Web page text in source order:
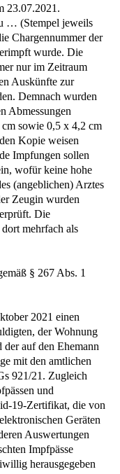
23.07.2021.
… (Stempel jeweils
Chargennummer der
wurde. Die
nur im Zeitraum
Auskünfte zur
Demnach wurden
Abmessungen
sowie 0,5 x 4,2 cm
Kopie weisen
Impfungen sollen
wofür keine hohe
(angeblichen) Arztes
Zeugin wurden
Die
mehrfach als
§ 267 Abs. 1
2021 einen
der Wohnung
auf den Ehemann
mit den amtlichen
921/21. Zugleich
und
19-Zertifikat, die von
Geräten
Auswertungen
Impfpässe
herausgegeben